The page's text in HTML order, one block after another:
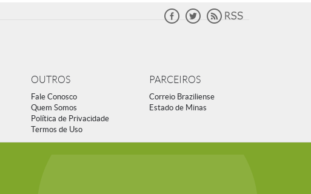
OUTROS
Fale Conosco
Quem Somos
Política de Privacidade
Termos de Uso
PARCEIROS
Correio Braziliense
Estado de Minas